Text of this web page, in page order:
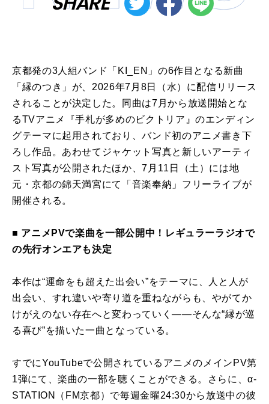
京都発の3人組バンド「KI_EN」の6作目となる新曲
「縁のつき」が、2026年7月8日（水）に配信リリース
されることが決定した。同曲は7月から放送開始とな
るTVアニメ『手札が多めのビクトリア』のエンディン
グテーマに起用されており、バンド初のアニメ書き下
ろし作品。あわせてジャケット写真と新しいアーティ
スト写真が公開されたほか、7月11日（土）には地
元・京都の錦天満宮にて「音楽奉納」フリーライブが
開催される。
■ アニメPVで楽曲を一部公開中！レギュラーラジオで
の先行オンエアも決定
本作は“運命をも超えた出会い”をテーマに、人と人が
出会い、すれ違いや寄り道を重ねながらも、やがてか
けがえのない存在へと変わっていく――そんな“縁が巡
る喜び”を描いた一曲となっている。
すでにYouTubeで公開されているアニメのメインPV第
1弾にて、楽曲の一部を聴くことができる。さらに、α-
STATION（FM京都）で毎週金曜24:30から放送中の彼